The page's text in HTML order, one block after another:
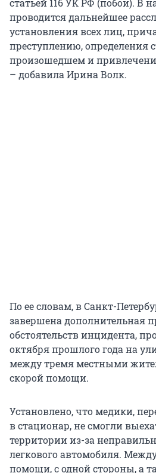
проводится дальнейшее
установления всех лиц,
преступлению, определения
произошедшем и
– добавила Ирина Волк.
По ее словам, в Санкт-
завершена дополнительная
обстоятельств инцидента,
октября прошлого года на
между тремя местными
скорой помощи.
Установлено, что медики,
в стационар, не смогли
территории из-за
легкового автомобиля.
помощи, с одной стороны, а